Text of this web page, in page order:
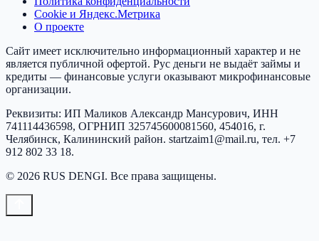
Cookie и Яндекс.Метрика
О проекте
Сайт имеет исключительно информационный характер и не
является публичной офертой. Рус деньги не выдаёт займы и
кредиты — финансовые услуги оказывают микрофинансовые
организации.
Реквизиты: ИП Маликов Александр Мансурович, ИНН
741114436598, ОГРНИП 325745600081560, 454016, г.
Челябинск, Калининский район. startzaim1@mail.ru, тел. +7
912 802 33 18.
© 2026 RUS DENGI. Все права защищены.